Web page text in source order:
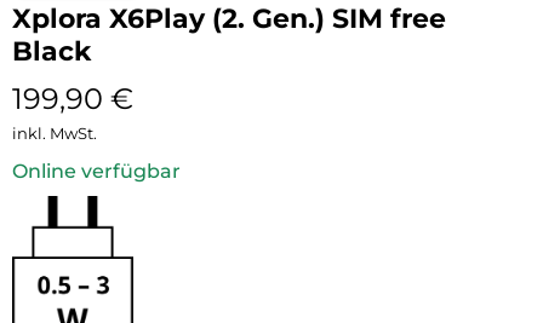
Xplora X6Play (2. Gen.) SIM free
Black
199,90 €
inkl. MwSt.
Online verfügbar